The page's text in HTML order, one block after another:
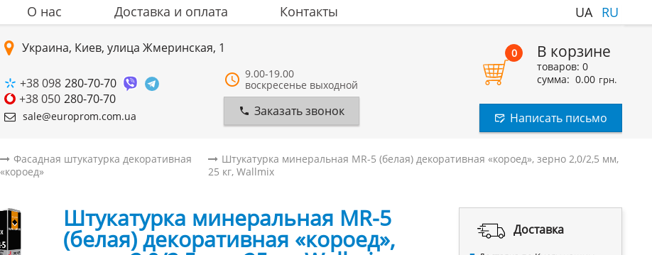
О нас Доставка и оплата Контакты UA RU
Украина, Киев, улица Жмеринская, 1
+38 098 280-70-70
+38 050 280-70-70
sale@europrom.com.ua
9.00-19.00
воскресенье выходной
Заказать звонок
0 В корзине
товаров: 0
сумма: 0.00 грн.
Написать письмо
Фасадная штукатурка декоративная
«короед»
Штукатурка минеральная МR-5 (белая) декоративная «короед», зерно 2,0/2,5 мм,
25 кг, Wallmix
Штукатурка минеральная МR-5
(белая) декоративная «короед», Доставка